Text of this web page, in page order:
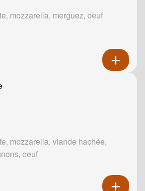
mozzarella, merguez, oeuf
mozzarella, viande hachée,
oeuf